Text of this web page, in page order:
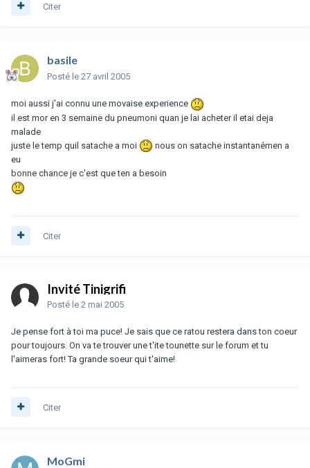
Citer
basile
Posté le 27 avril 2005
moi aussi j'ai connu une movaise experience
il est mor en 3 semaine du pneumoni quan je lai acheter il etai deja
malade
juste le temp quil satache a moi
nous on satache instantanémen a
eu
bonne chance je c'est que ten a besoin
Citer
Invité Tinigrifi
Posté le 2 mai 2005
Je pense fort à toi ma puce! Je sais que ce ratou restera dans ton coeur
pour toujours. On va te trouver une t'ite tounette sur le forum et tu
l'aimeras fort! Ta grande soeur qui t'aime!
Citer
MoGmi